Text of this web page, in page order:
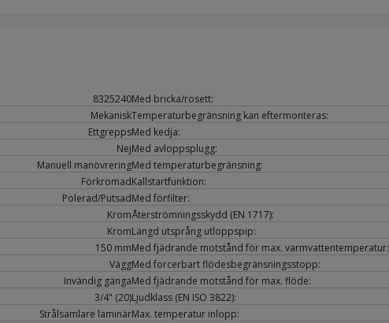
8325240
Mekanisk
Ettgrepps
Nej
Manuell manövrering
Förkromad
Polerad/Putsad
Krom
Krom
150 mm
Vägg
Invändig gänga
3/4" (20)
Strålsamlare laminär
Med bricka/rosett:
Temperaturbegränsning kan eftermonteras:
Med kedja:
Med avloppsplugg:
Med temperaturbegränsning:
Kallstartfunktion:
Med förfilter:
Återströmningsskydd (EN 1717):
Längd utsprång utloppspip:
Med fjädrande motstånd för max. varmvattentemperatur:
Med forcerbart flödesbegränsningsstopp:
Med fjädrande motstånd för max. flöde:
Ljudklass (EN ISO 3822):
Max. temperatur inlopp: